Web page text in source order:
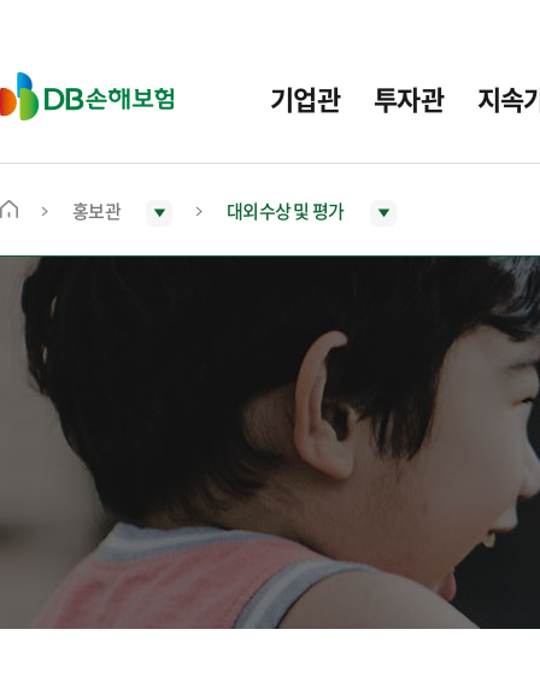
D
B
보
기업관 투자관 지속
메
홍보관 대외수상 및 평가